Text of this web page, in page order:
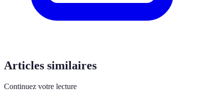
Articles similaires
Continuez votre lecture